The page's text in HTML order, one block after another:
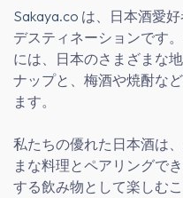
Sakaya.co は、日本酒愛
デスティネーションです
には、日本のさまざまな
ナップと、梅酒や焼酎な
ます。
私たちの優れた日本酒は
まな料理とペアリングで
する飲み物として楽しむ